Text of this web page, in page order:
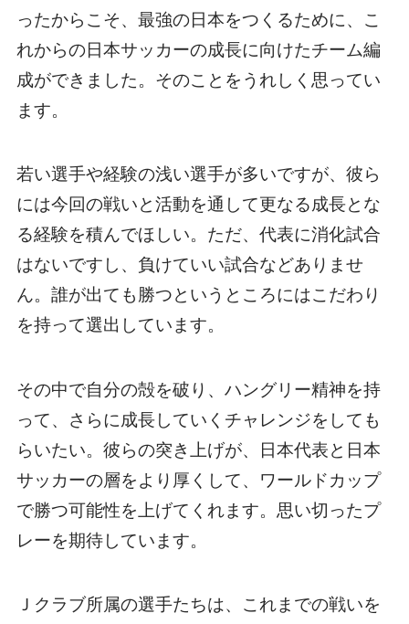
ったからこそ、最強の日本をつくるために、こ
れからの日本サッカーの成長に向けたチーム編
成ができました。そのことをうれしく思ってい
ます。
若い選手や経験の浅い選手が多いですが、彼ら
には今回の戦いと活動を通して更なる成長とな
る経験を積んでほしい。ただ、代表に消化試合
はないですし、負けていい試合などありませ
ん。誰が出ても勝つというところにはこだわり
を持って選出しています。
その中で自分の殻を破り、ハングリー精神を持
って、さらに成長していくチャレンジをしても
らいたい。彼らの突き上げが、日本代表と日本
サッカーの層をより厚くして、ワールドカップ
で勝つ可能性を上げてくれます。思い切ったプ
レーを期待しています。
Ｊクラブ所属の選手たちは、これまでの戦いを